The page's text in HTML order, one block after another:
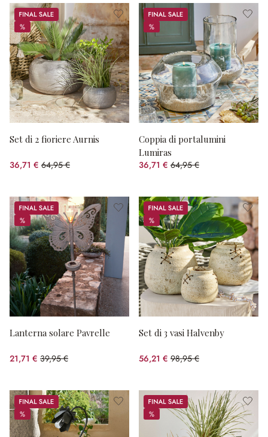
Sale
%
%
Set di 2 fioriere Aurnis
36,71 € 64,95 €
(risparmio 43.48%)
Sale
%
%
Coppia di portalumini
Lumiras
36,71 € 64,95 €
(risparmio 43.48%)
Sale
%
%
Lanterna solare Pavrelle
21,71 € 39,95 €
(risparmio 45.66%)
Sale
%
%
Set di 3 vasi Halvenby
56,21 € 98,95 €
(risparmio 43.19%)
Sale
%
%
Sale
%
%